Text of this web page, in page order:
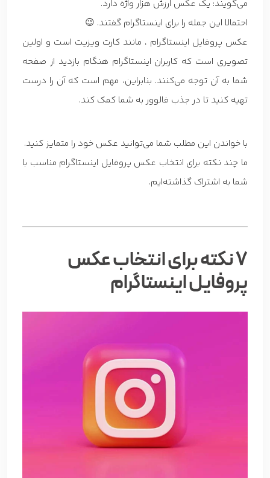
می‌گویند: یک عکس ارزش هزار واژه دارد.
احتمالا این جمله را برای اینستاگرام گفتند. 😉
عکس پروفایل اینستاگرام ، مانند کارت ویزیت است و اولین
تصویری است که کاربران اینستاگرام هنگام بازدید از صفحه
شما به آن توجه می‌کنند. بنابراین، مهم است که آن را درست
تهیه کنید تا در جذب فالوور به شما کمک کند.
با خواندن این مطلب شما می‌توانید عکس خود را متمایز کنید.
ما چند نکته برای انتخاب عکس پروفایل اینستاگرام مناسب با
شما به اشتراک گذاشته‌ایم.
7 نکته برای انتخاب عکس
پروفایل اینستاگرام